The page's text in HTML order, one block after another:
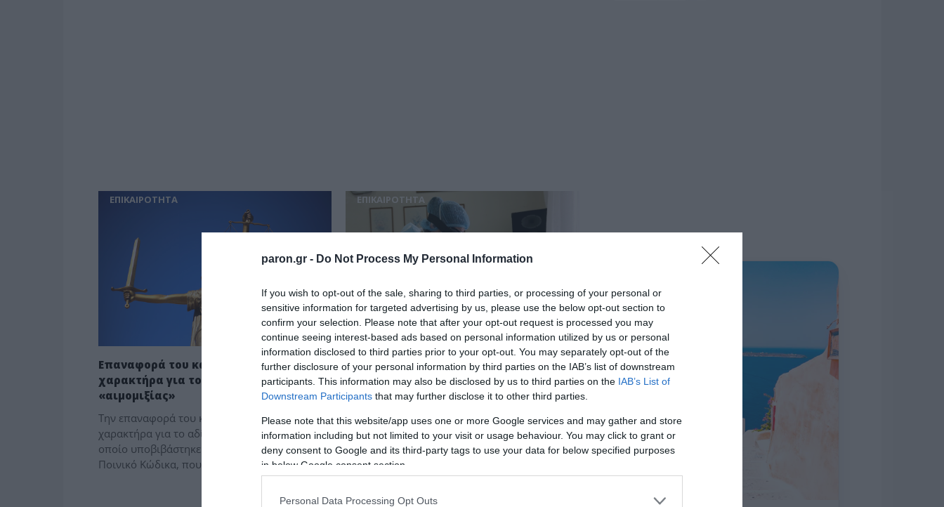
paron.gr - Do Not Process My Personal Information
If you wish to opt-out of the sale, sharing to third parties, or processing of your personal or
sensitive information for targeted advertising by us, please use the below opt-out section to
confirm your selection. Please note that after your opt-out request is processed you may
continue seeing interest-based ads based on personal information utilized by us or personal
information disclosed to third parties prior to your opt-out. You may separately opt-out of the
further disclosure of your personal information by third parties on the IAB’s list of downstream
participants. This information may also be disclosed by us to third parties on the IAB’s List of
Downstream Participants that may further disclose it to other third parties.
Please note that this website/app uses one or more Google services and may gather and store
information including but not limited to your visit or usage behaviour. You may click to grant or
deny consent to Google and its third-party tags to use your data for below specified purposes
in below Google consent section.
Personal Data Processing Opt Outs
ΕΠΙΚΑΙΡΟΤΗΤΑ
Επαναφορά του κακουργηματικού
χαρακτήρα για το αδίκημα της
«αιμομιξίας»
Την επαναφορά του κακουργηματικού
χαρακτήρα για το αδίκημα της «αιμομιξίας», το
οποίο υποβιβάστηκε σε πλημμέλημα με το νέο
Ποινικό Κώδικα, που τέθηκε σε ισχύ από […]
ΕΠΙΚΑΙΡΟΤΗΤΑ
Self test: Επεκτείνεται και τα παιδιά
από 5 έως 11 ετών
τεστ Ιουλίου και για τις ηλικίες από 5 έως 11
ετών. Η διάθεση θα γίνεται μέσω των
φαρμακείων μέχρι την […]